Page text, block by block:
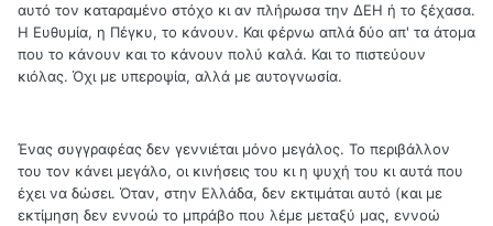
αυτό τον καταραμένο στόχο κι αν πλήρωσα την ΔΕΗ ή το ξέχασα.
Η Ευθυμία, η Πέγκυ, το κάνουν. Και φέρνω απλά δύο απ' τα άτομα
που το κάνουν και το κάνουν πολύ καλά. Και το πιστεύουν
κιόλας. Όχι με υπεροψία, αλλά με αυτογνωσία.
Ένας συγγραφέας δεν γεννιέται μόνο μεγάλος. Το περιβάλλον
του τον κάνει μεγάλο, οι κινήσεις του κι η ψυχή του κι αυτά που
έχει να δώσει. Όταν, στην Ελλάδα, δεν εκτιμάται αυτό (και με
εκτίμηση δεν εννοώ το μπράβο που λέμε μεταξύ μας, εννοώ